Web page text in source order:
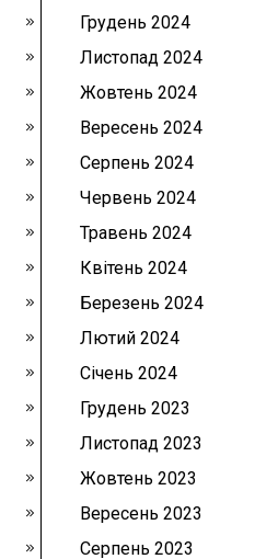
Грудень 2024
Листопад 2024
Жовтень 2024
Вересень 2024
Серпень 2024
Червень 2024
Травень 2024
Квітень 2024
Березень 2024
Лютий 2024
Січень 2024
Грудень 2023
Листопад 2023
Жовтень 2023
Вересень 2023
Серпень 2023